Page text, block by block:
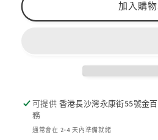
加入購
可提供 香港長沙灣永康街55號金
務
通常會在 2-4 天內準備就緒